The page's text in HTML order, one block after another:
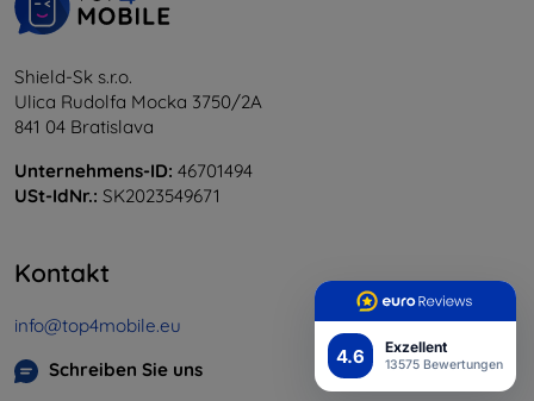
4.6 Exzellent
13575 Bewertungen
Shield-Sk s.r.o.
Ulica Rudolfa Mocka 3750/2A
841 04 Bratislava
Unternehmens-ID: 46701494
USt-IdNr.: SK2023549671
Kontakt
info@top4mobile.eu
Schreiben Sie uns